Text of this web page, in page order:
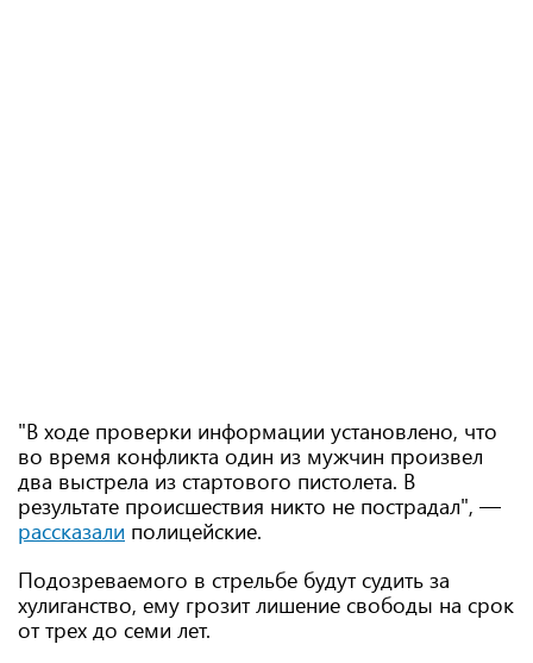
"В ходе проверки информации установлено, что
во время конфликта один из мужчин произвел
два выстрела из стартового пистолета. В
результате происшествия никто не пострадал", —
рассказали полицейские.
Подозреваемого в стрельбе будут судить за
хулиганство, ему грозит лишение свободы на срок
от трех до семи лет.